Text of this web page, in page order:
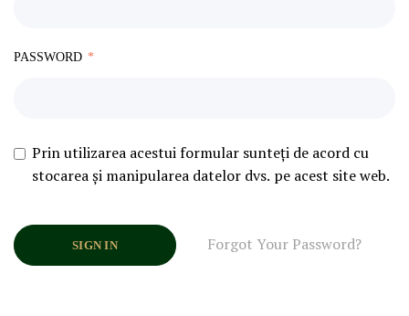
PASSWORD
Prin utilizarea acestui formular sunteți de acord cu
stocarea și manipularea datelor dvs. pe acest site web.
SIGN IN Forgot Your Password?